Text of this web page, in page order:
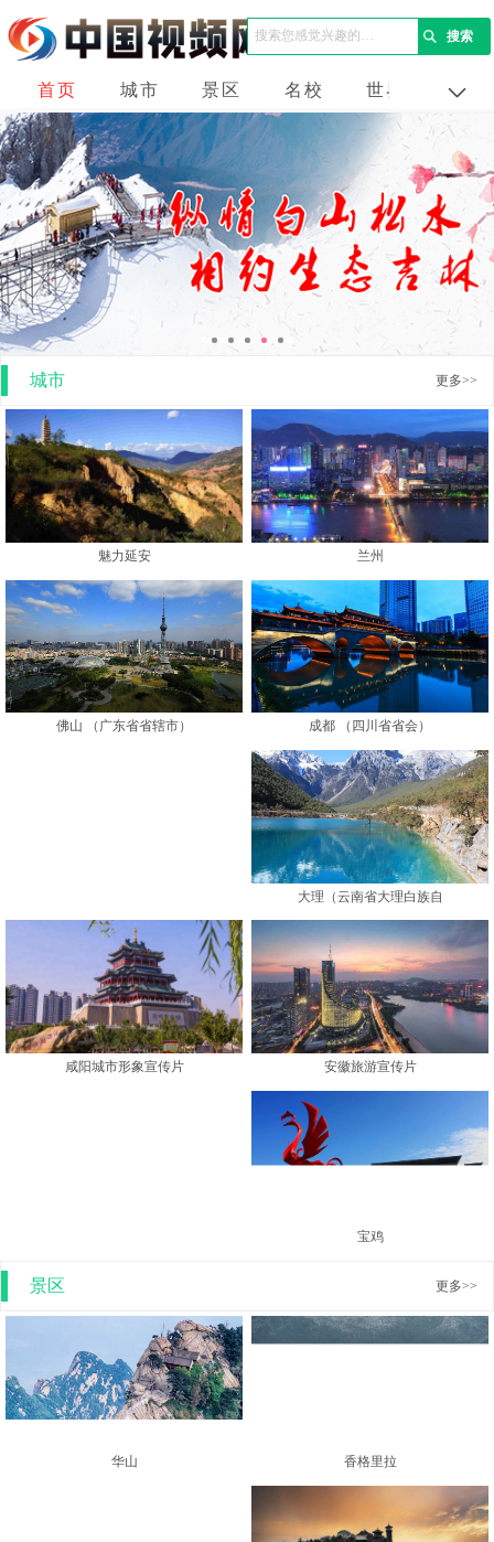
首页 城市 景区 名校 世界 企业
城市 更多>>
魅力延安 兰州
佛山 （广东省省辖市） 成都 （四川省省会）
大理（云南省大理白族自
咸阳城市形象宣传片 安徽旅游宣传片
宝鸡
景区 更多>>
华山 香格里拉